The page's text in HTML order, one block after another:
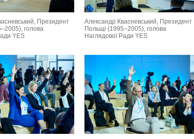
Президент
голова
YES
Александр Квасневський, Президент
Польщі (1995–2005), голова
Наглядової Ради YES